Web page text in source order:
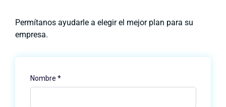
Permítanos ayudarle a elegir el mejor plan para su
empresa.